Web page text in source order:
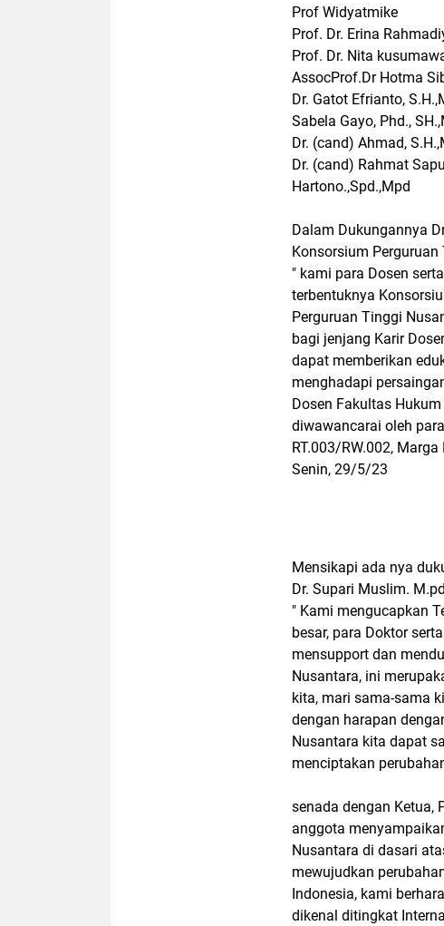
Prof Widyatmike
Prof. Dr. Erina
Prof. Dr. Nita
AssocProf.Dr Hotma
Dr. Gatot Efrianto,
Sabela Gayo, Phd.,
Dr. (cand) Ahmad,
Dr. (cand) Rahmat
Hartono.,Spd.,Mpd
Dalam Dukungannya
Konsorsium
" kami para Dosen
terbentuknya
Perguruan Tinggi
bagi jenjang Karir
dapat memberikan
menghadapi
Dosen Fakultas
diwawancarai oleh
RT.003/RW.002,
Senin, 29/5/23
Mensikapi ada nya
Dr. Supari Muslim.
" Kami mengucapkan
besar, para Doktor
mensupport dan
Nusantara, ini
kita, mari sama-sama
dengan harapan
Nusantara kita dapat
menciptakan
senada dengan Ketua,
anggota
Nusantara di dasari
mewujudkan
Indonesia, kami
dikenal ditingkat